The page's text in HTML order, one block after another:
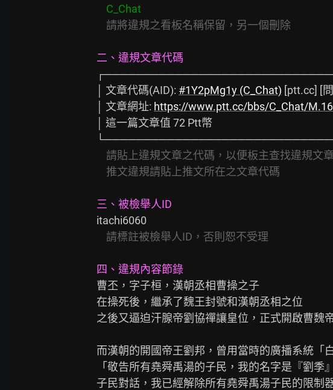
C_Chat
請將違規之看板名稱保留，另一個刪除
二、違規文章代碼
│ 文章代碼(AID): #1Y2pMg1y (C_Chat) [ptt.cc] [
│ 文章網址: https://www.ptt.cc/bbs/C_Chat/
│ 這一篇文章值 72 Ptt幣
請貼上違規文章之代碼，以便板主查找違規文章
推文違規請貼上推文所在之文章代碼
三、被檢舉人ID
itachi6060
請標註被檢舉人ID，否則恕不受理
四、違規內容節錄
曹丕，字子桓，漢朝丞相曹操之子
在操死後，繼承了魏王封號和漢朝丞相之位
之後又逼迫汗腺帝劉協禪讓皇位，正式開啟曹魏
而漢朝的開國帝王劉邦，曾用當時的廣播系統「
「敬告所有堯舜禹湯的子民，我的名字是『劉
子民對話，我已經解除所有堯舜禹湯子民的限制